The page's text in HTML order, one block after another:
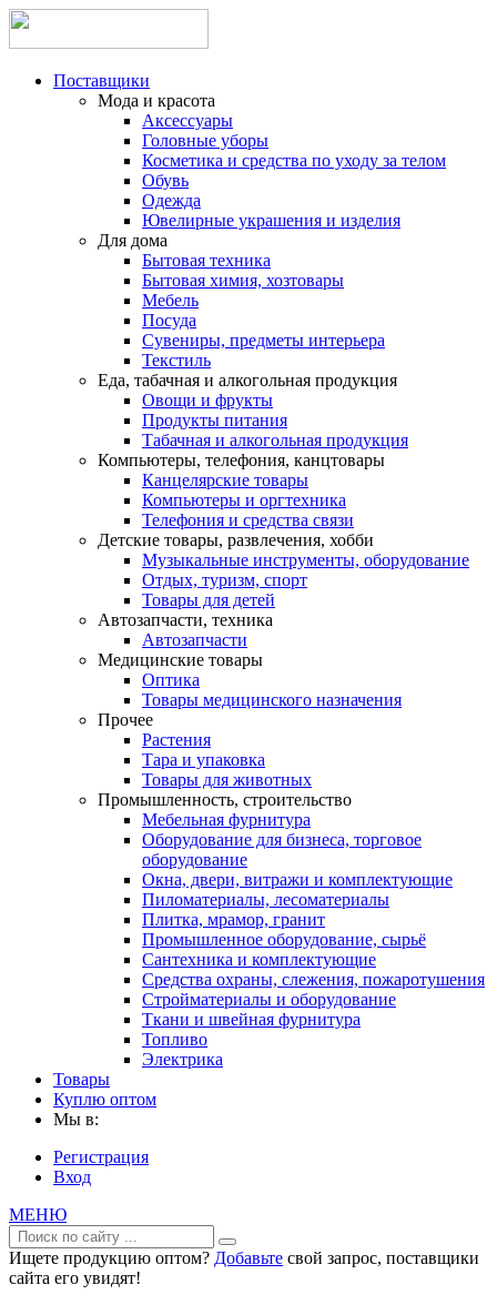
Поставщики
Мода и красота
Аксессуары
Головные уборы
Косметика и средства по уходу за телом
Обувь
Одежда
Ювелирные украшения и изделия
Для дома
Бытовая техника
Бытовая химия, хозтовары
Мебель
Посуда
Сувениры, предметы интерьера
Текстиль
Еда, табачная и алкогольная продукция
Овощи и фрукты
Продукты питания
Табачная и алкогольная продукция
Компьютеры, телефония, канцтовары
Канцелярские товары
Компьютеры и оргтехника
Телефония и средства связи
Детские товары, развлечения, хобби
Музыкальные инструменты, оборудование
Отдых, туризм, спорт
Товары для детей
Автозапчасти, техника
Автозапчасти
Медицинские товары
Оптика
Товары медицинского назначения
Прочее
Растения
Тара и упаковка
Товары для животных
Промышленность, строительство
Мебельная фурнитура
Оборудование для бизнеса, торговое
оборудование
Окна, двери, витражи и комплектующие
Пиломатериалы, лесоматериалы
Плитка, мрамор, гранит
Промышленное оборудование, сырьё
Сантехника и комплектующие
Средства охраны, слежения, пожаротушения
Стройматериалы и оборудование
Ткани и швейная фурнитура
Топливо
Электрика
Товары
Куплю оптом
Мы в:
Регистрация
Вход
МЕНЮ
Ищете продукцию оптом? Добавьте свой запрос, поставщики
сайта его увидят!